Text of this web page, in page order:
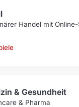
Handel mit
& Gesundheit
& Pharma